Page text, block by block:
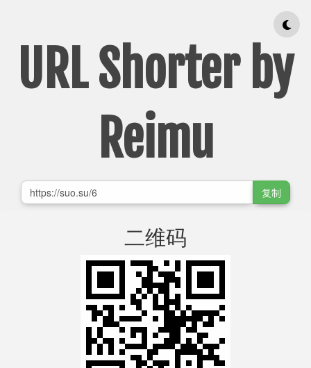
URL Shorter by
Reimu
复制
二维码